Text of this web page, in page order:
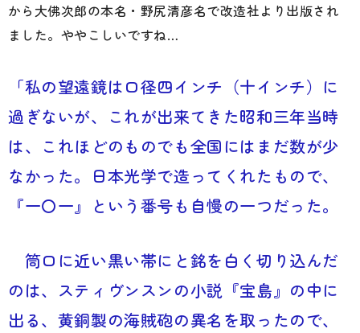
から大佛次郎の本名・野尻清彦名で改造社より出版され
ました。ややこしいですね…
「私の望遠鏡は口径四インチ（十インチ）に
過ぎないが、これが出来てきた昭和三年当時
は、これほどのものでも全国にはまだ数が少
なかった。日本光学で造ってくれたもので、
『一〇一』という番号も自慢の一つだった。
筒口に近い黒い帯にと銘を白く切り込んだ
のは、スティヴンスンの小説『宝島』の中に
出る、黄銅製の海賊砲の異名を取ったので、